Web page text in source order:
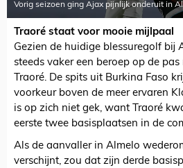
Vorig seizoen ging Ajax pijnlijk onderuit in
Traoré staat voor mooie mijlpaal
Gezien de huidige blessuregolf bij
steeds vaker een beroep op de
Traoré. De spits uit Burkina Faso
voorkeur boven de meer ervaren
is op zich niet gek, want Traoré
eerste twee basisplaatsen in de
Als de aanvaller in Almelo
verschijnt, zou dat zijn derde